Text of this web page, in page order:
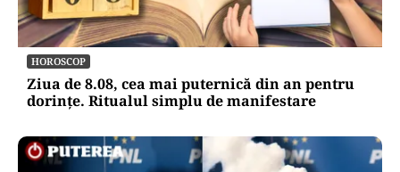
HOROSCOP
Ziua de 8.08, cea mai puternică din an pentru
dorințe. Ritualul simplu de manifestare